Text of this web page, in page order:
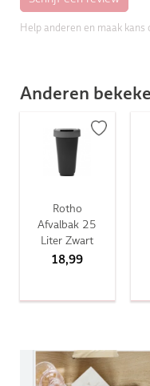
Help anderen en maak kans
Anderen
Rotho
Afvalbak 25
Liter Zwart
18,99